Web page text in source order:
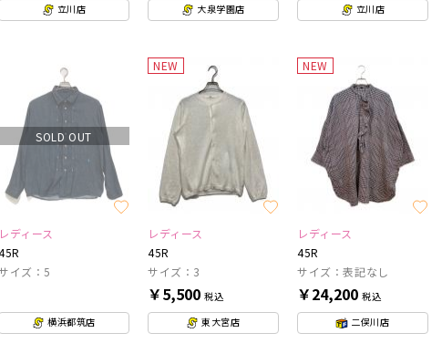
立川店
大泉学園店
立川店
SOLD OUT
レディース
イズ：5
横浜都筑店
NEW
レディース
45R
サイズ：3
￥5,500 税込
東大宮店
NEW
レディース
45R
サイズ：表記なし
￥24,200 税込
二俣川店